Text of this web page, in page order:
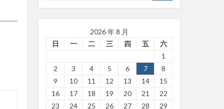
2026 年 8 月
日
一 二 三 四 五
六
1
2
3 4 5 6 7
8
9
10 11 12 13 14
15
16
17 18 19 20 21
22
23
24 25 26 27 28
29